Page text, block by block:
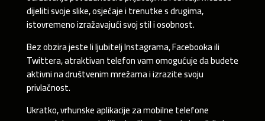
dijeliti svoje slike, osjećaje i trenutke s drugima,
istovremeno izražavajući svoj stil i osobnost.
Bez obzira jeste li ljubitelj Instagrama, Facebooka ili
Twittera, atraktivan telefon vam omogućuje da budete
aktivni na društvenim mrežama i izrazite svoju
privlačnost.
Ukratko, vrhunske aplikacije za mobilne telefone